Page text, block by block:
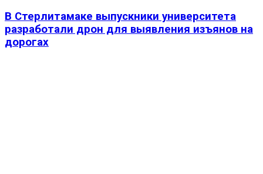
В Стерлитамаке выпускники университета
разработали дрон для выявления изъянов на
дорогах